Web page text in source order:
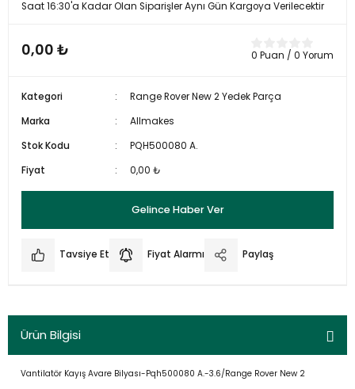
Saat 16:30'a Kadar Olan Siparişler Aynı Gün Kargoya Verilecektir
0,00 ₺ 0 Puan / 0 Yorum
Kategori
Range Rover New 2 Yedek Parça
Marka
Allmakes
Stok Kodu
PQH500080 A.
Fiyat
0,00 ₺
Gelince Haber Ver
Tavsiye Et Fiyat Alarmı Paylaş
Ürün Bilgisi
Vantilatör Kayış Avare Bilyası-Pqh500080 A.-3.6/Range Rover New 2